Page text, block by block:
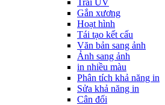
Gắn xương
Hoạt hình
Tái tạo kết cấu
Văn bản sang ảnh
Ảnh sang ảnh
in nhiều màu
Phân tích khả năng in
Sửa khả năng in
Cân đối